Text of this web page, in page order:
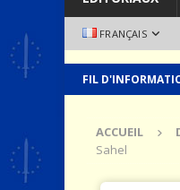
FRANÇAIS
FIL
ACCUEIL
Sahel